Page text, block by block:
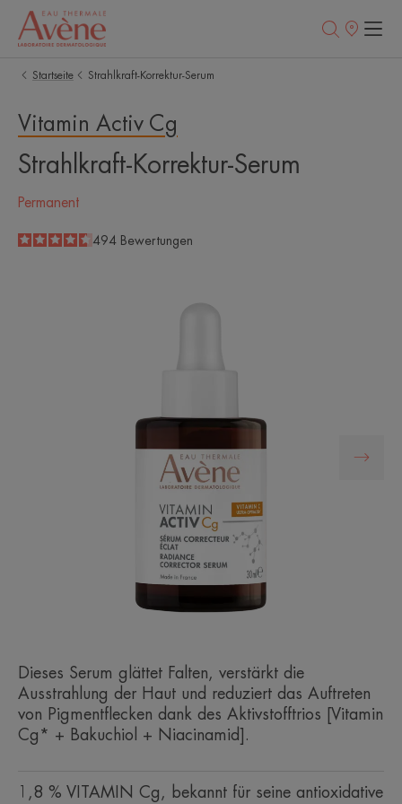
Startseite Strahlkraft-Korrektur-Serum
Vitamin Activ Cg
Strahlkraft-Korrektur-Serum
Permanent
4.6
/5
494 Bewertungen
Dieses Serum glättet Falten, verstärkt die
Ausstrahlung der Haut und reduziert das Auftreten
von Pigmentflecken dank des Aktivstofftrios [Vitamin
Cg* + Bakuchiol + Niacinamid].
1,8 % VITAMIN Cg, bekannt für seine antioxidative